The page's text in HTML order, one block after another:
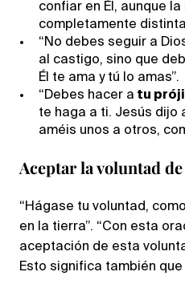
confiar en Él, aunque
completamente
“No debes seguir a
al castigo, sino que
Él te ama y tú lo amas”.
“Debes hacer a tu
te haga a ti. Jesús dijo
améis unos a otros,
Aceptar la voluntad
“Hágase tu voluntad,
en la tierra”. “Con esta
aceptación de esta
Esto significa también